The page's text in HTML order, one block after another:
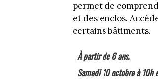
permet de
et des enclos.
certains bâtiments.
À partir de 6 ans.
Samedi 10 octobre à 10h